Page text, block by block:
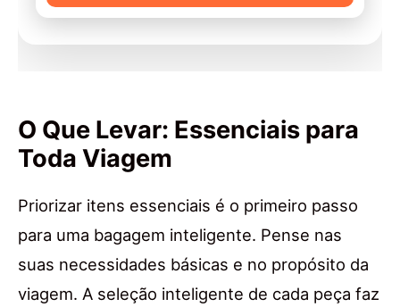
O Que Levar: Essenciais para
Toda Viagem
Priorizar itens essenciais é o primeiro passo
para uma bagagem inteligente. Pense nas
suas necessidades básicas e no propósito da
viagem. A seleção inteligente de cada peça faz